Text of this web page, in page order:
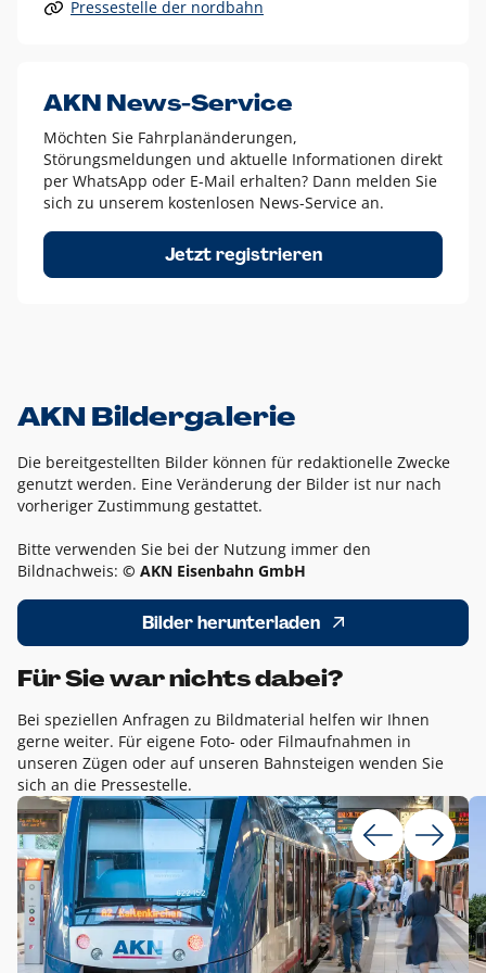
Alle anderen Logo-Varianten dürfen nur in Ausnahmefällen
Diese Ausnahmen sind zum Beispiel:
dem AKN Blau,
weißes Logo auf Fotohintergründen,
schwarzes Logo für reine Schwarz-Weiß-Umsetzungen
Um das Logo herum muss ein Schutzraum von jeweils einer
Höhe bzw. Breite des N aus AKN in alle Richtungen
Pressestelle der nordbahn
AKN News-Service
Möchten Sie Fahrplanänderungen,
Störungsmeldungen und aktuelle Informationen direkt
per WhatsApp oder E-Mail erhalten? Dann melden Sie
sich zu unserem kostenlosen News-Service an.
Jetzt registrieren
AKN Bildergalerie
Die bereitgestellten Bilder können für redaktionelle Zwecke
genutzt werden. Eine Veränderung der Bilder ist nur nach
vorheriger Zustimmung gestattet.
Bitte verwenden Sie bei der Nutzung immer den
Bildnachweis: © AKN Eisenbahn GmbH
Bilder herunterladen
Für Sie war nichts dabei?
Bei speziellen Anfragen zu Bildmaterial helfen wir Ihnen
gerne weiter. Für eigene Foto- oder Filmaufnahmen in
unseren Zügen oder auf unseren Bahnsteigen wenden Sie
sich an die Pressestelle.